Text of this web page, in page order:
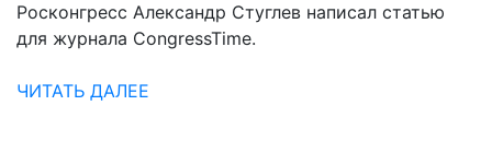
Росконгресс Александр Стуглев написал статью
для журнала CongressTime.
ЧИТАТЬ ДАЛЕЕ